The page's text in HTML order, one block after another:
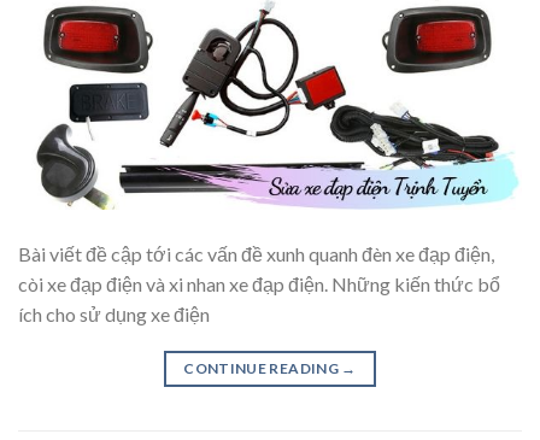
Bài viết đề cập tới các vấn đề xunh quanh đèn xe đạp điện,
còi xe đạp điện và xi nhan xe đạp điện. Những kiến thức bổ
ích cho sử dụng xe điện
CONTINUE READING →